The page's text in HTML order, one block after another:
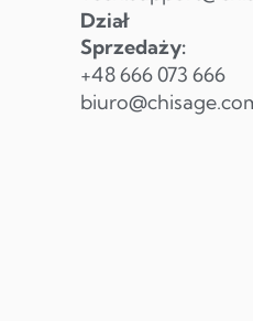
Dział
Sprzedaży:
+48 666 073 666